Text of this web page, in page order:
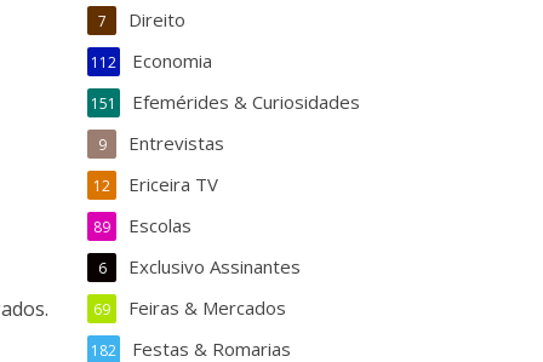
Direito
7
Economia
112
Efemérides & Curiosidades
151
Entrevistas
9
Ericeira TV
12
Escolas
89
Exclusivo Assinantes
6
Feiras & Mercados
69
Festas & Romarias
182